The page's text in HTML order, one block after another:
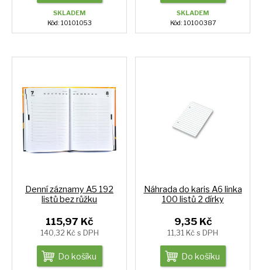
SKLADEM
Kód: 10101053
SKLADEM
Kód: 10100387
Denní záznamy A5 192
listů bez růžku
115,97 Kč
140,32 Kč s DPH
Do košíku
Náhrada do karis A6 linka
100 listů 2 dírky
9,35 Kč
11,31 Kč s DPH
Do košíku